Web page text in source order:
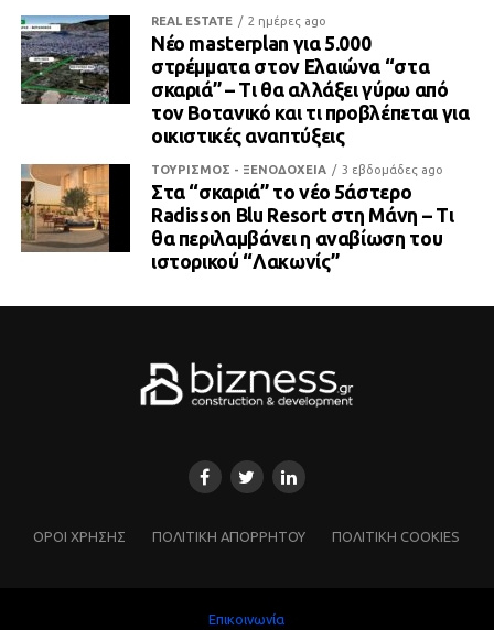
REAL ESTATE 2 ημέρες ago
Νέο masterplan για 5.000
στρέμματα στον Ελαιώνα “στα
σκαριά” – Τι θα αλλάξει γύρω από
τον Βοτανικό και τι προβλέπεται για
οικιστικές αναπτύξεις
ΤΟΥΡΙΣΜΟΣ - ΞΕΝΟΔΟΧΕΙΑ 3 εβδομάδες ago
Στα “σκαριά” το νέο 5άστερο
Radisson Blu Resort στη Μάνη – Τι
θα περιλαμβάνει η αναβίωση του
ιστορικού “Λακωνίς”
ΌΡΟΙ ΧΡΗΣΗΣ ΠΟΛΙΤΙΚΗ ΑΠΟΡΡΗΤΟΥ ΠΟΛΙΤΙΚΗ COOKIES
Επικοινωνία